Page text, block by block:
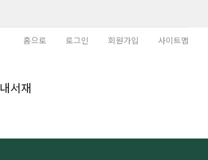
홈으로 로그인 회원가입 사이트맵
내서재